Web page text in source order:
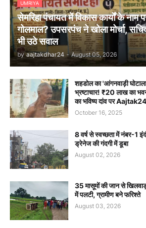
UMRIYA
सेमरिहा पंचायत में विकास कार्यों के नाम
गोलमाल? उपसरपंच ने खोला मोर्चा,
भी उठे सवाल
by aajtakdhar24 - August 05, 2026
शहडोल का 'आंगनवाड़ी
भ्रष्टाचार! ₹20 लाख का
का भविष्य दांव पर
October 16, 2025
8 वर्ष से स्वच्छता में नंबर-1
ड्रेनेज की गंदगी में डूबा
August 02, 2026
35 मासूमों की जान से
में पलटी, ग्रामीण बने फरिश्ते
August 03, 2026